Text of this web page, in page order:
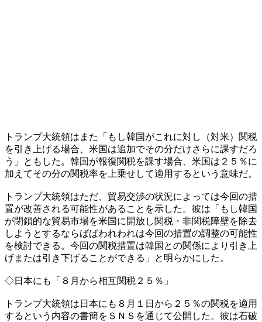
トランプ大統領はまた「もし韓国がこれに対し（対米）関税
を引き上げる場合、米国は追加でその分だけさらに課すだろ
う」ともした。韓国が報復関税を課す場合、米国は２５％に
加えてその分の関税率を上乗せして適用するという意味だ。
トランプ大統領はただ、貿易交渉の状況によっては今回の措
置が改善される可能性があることを示した。彼は「もし韓国
が閉鎖的な貿易市場を米国に開放し関税・非関税障壁を除去
しようとするならばばわれわれは今回の措置の調整の可能性
を検討できる。今回の関税措置は韓国との関係により引き上
げまたは引き下げることができる」と明らかにした。
◇日本にも「８月から相互関税２５％」
トランプ大統領は日本にも８月１日から２５％の関税を適用
するという内容の書簡をＳＮＳを通じて公開した。彼は石破